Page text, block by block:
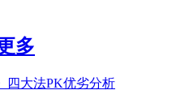
多
四大法PK优劣分析